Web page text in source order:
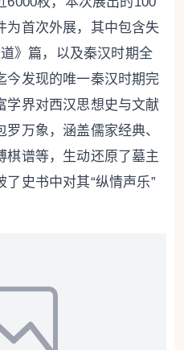
为首次外展，其中包含失
》篇，以及秦汉时期全
今发现的唯一秦汉时期完
学界对西汉思想史与文献
万象，涵盖儒家经典、
棋谱等，生动还原了墓主
史书中对其“纵情声乐”